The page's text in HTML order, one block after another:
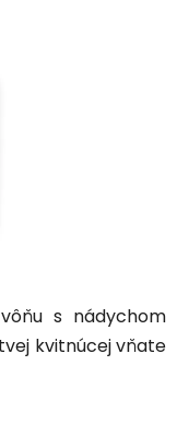
s nádychom
kvitnúcej vňate